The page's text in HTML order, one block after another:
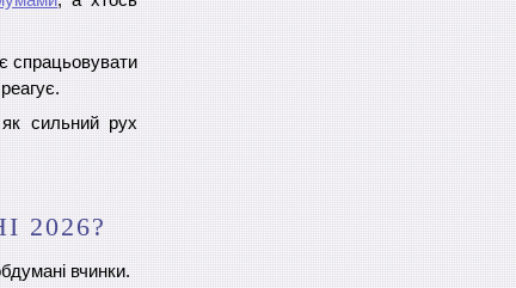
спрацьовувати
сильний рух
2026?
вчинки.